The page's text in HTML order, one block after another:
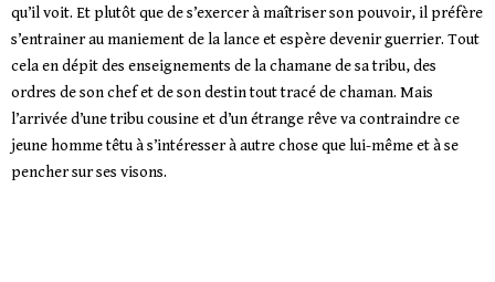
qu’il voit. Et plutôt que de s’exercer à maîtriser son pouvoir, il préfère
s’entrainer au maniement de la lance et espère devenir guerrier. Tout
cela en dépit des enseignements de la chamane de sa tribu, des
ordres de son chef et de son destin tout tracé de chaman. Mais
l’arrivée d’une tribu cousine et d’un étrange rêve va contraindre ce
jeune homme têtu à s’intéresser à autre chose que lui-même et à se
pencher sur ses visons.